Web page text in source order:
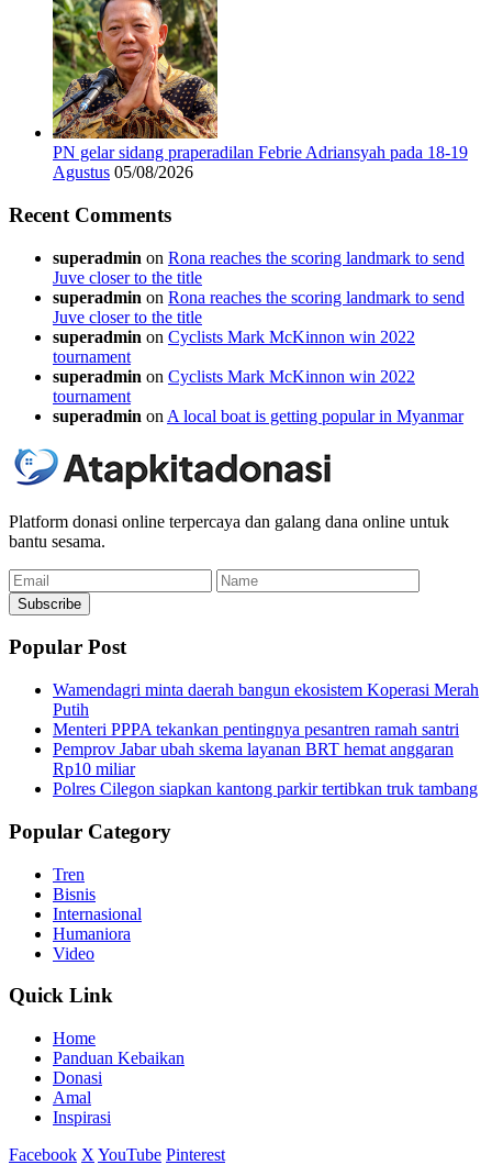
PN gelar sidang praperadilan Febrie Adriansyah pada 18-19
Agustus 05/08/2026
Recent Comments
superadmin on Rona reaches the scoring landmark to send
Juve closer to the title
superadmin on Rona reaches the scoring landmark to send
Juve closer to the title
superadmin on Cyclists Mark McKinnon win 2022
tournament
superadmin on Cyclists Mark McKinnon win 2022
tournament
superadmin on A local boat is getting popular in Myanmar
Platform donasi online terpercaya dan galang dana online untuk
bantu sesama.
Email
Name
Subscribe
Popular Post
Wamendagri minta daerah bangun ekosistem Koperasi Merah
Putih
Menteri PPPA tekankan pentingnya pesantren ramah santri
Pemprov Jabar ubah skema layanan BRT hemat anggaran
Rp10 miliar
Polres Cilegon siapkan kantong parkir tertibkan truk tambang
Popular Category
Tren
Bisnis
Internasional
Humaniora
Video
Quick Link
Home
Panduan Kebaikan
Donasi
Amal
Inspirasi
Facebook X YouTube Pinterest